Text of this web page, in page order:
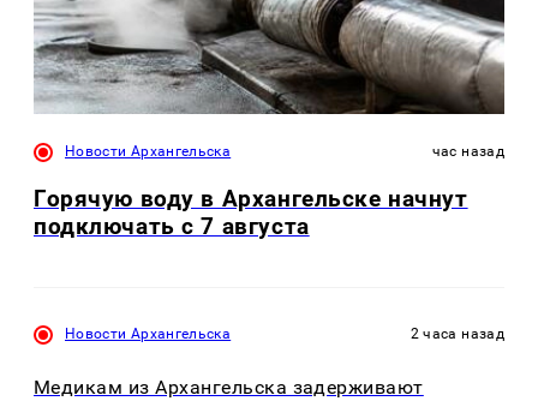
Новости Архангельска час назад
Горячую воду в Архангельске начнут
подключать с 7 августа
Новости Архангельска 2 часа назад
Медикам из Архангельска задерживают